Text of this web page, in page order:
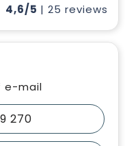
4,6/5 | 25 reviews
e-mail
270